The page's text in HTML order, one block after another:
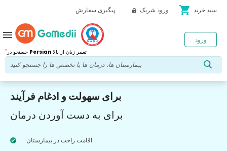
پیگیری سفارش ورود شریک shopping_cart سبد خرید
* Persian تغییر زبان از بالا
ورود menu
برای سهولت و ادغام فرآیند
برای به دست آوردن درمان
اقامت راحت در بیمارستان